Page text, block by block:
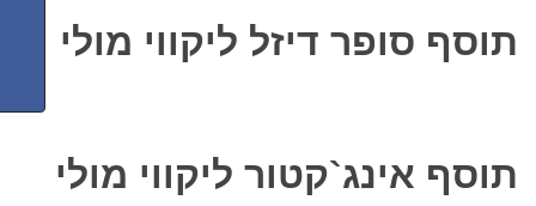
תוסף סופר דיזל ליקווי מולי
תוסף אינג`קטור ליקווי מולי